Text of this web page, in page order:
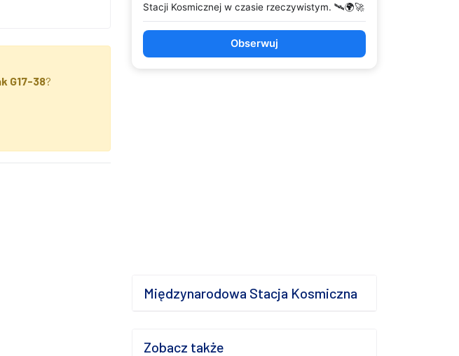
G17-38?
Stacji Kosmicznej w czasie rzeczywistym. 🛰️🌍🚀
Obserwuj
Międzynarodowa Stacja Kosmiczna
Zobacz także